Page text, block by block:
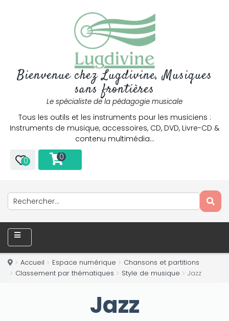
Bienvenue chez Lugdivine, Musiques
sans frontières
Le spécialiste de la pédagogie musicale
Tous les outils et les instruments pour les musiciens :
Instruments de musique, accessoires, CD, DVD, Livre-CD &
contenu multimédia…
0 0
Accueil Espace numérique
Chansons et partitions
Classement par thématiques
Style de musique Jazz
Jazz